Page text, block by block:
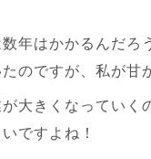
年はかかるんだろ
のですが、私が甘
大きくなっていく
ですよね！